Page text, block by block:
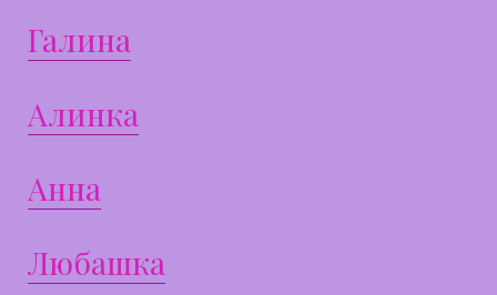
Галина
Алинка
Анна
Любашка